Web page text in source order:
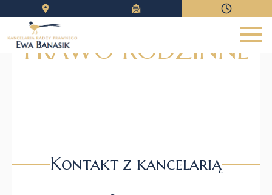
Zasady współpracy
PRAWO RODZINNE
Kontakt z kancelarią